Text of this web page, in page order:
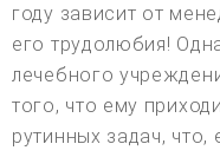
году зависит от
его трудолюбия!
лечебного
того, что ему
рутинных задач, что,